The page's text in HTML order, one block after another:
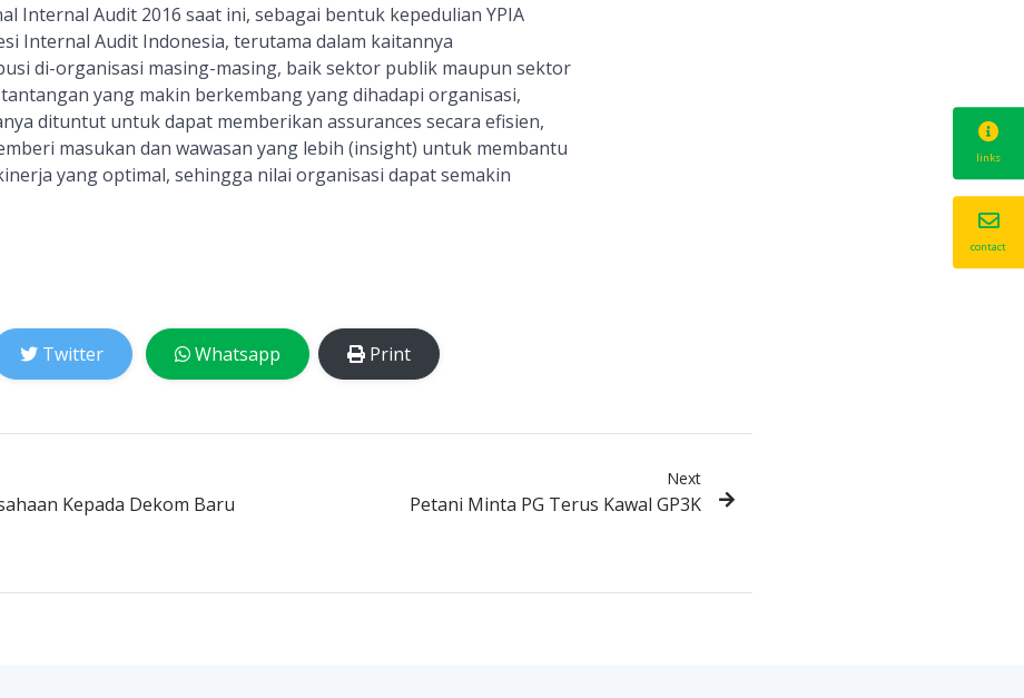
Internal Audit 2016 saat ini, sebagai bentuk kepedulian YPIA
Internal Audit Indonesia, terutama dalam kaitannya
di-organisasi masing-masing, baik sektor publik maupun sektor
yang makin berkembang yang dihadapi organisasi,
dituntut untuk dapat memberikan assurances secara efisien,
masukan dan wawasan yang lebih (insight) untuk membantu
yang optimal, sehingga nilai organisasi dapat semakin
Twitter Whatsapp Print
Kepada Dekom Baru
Next
Petani Minta PG Terus Kawal GP3K
links
contact